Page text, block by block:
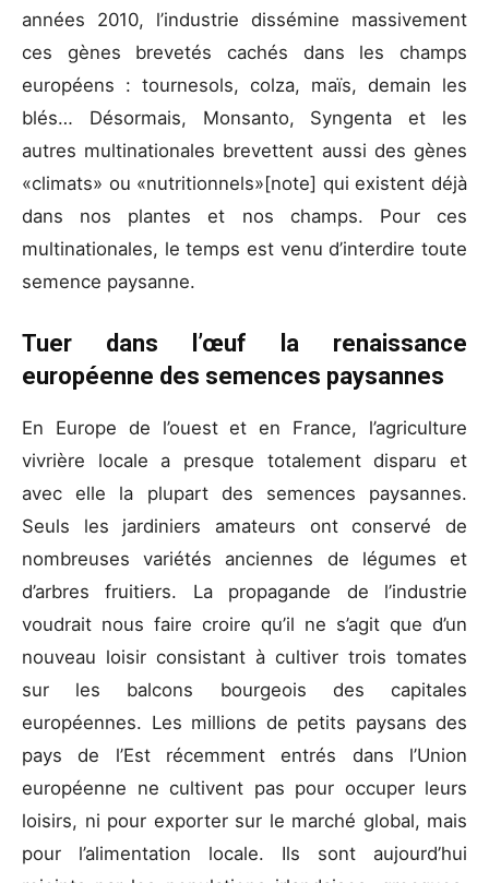
années 2010, l’industrie dissémine massivement
ces gènes brevetés cachés dans les champs
européens : tournesols, colza, maïs, demain les
blés… Désormais, Monsanto, Syngenta et les
autres multinationales brevettent aussi des gènes
«climats» ou «nutritionnels»[note] qui existent déjà
dans nos plantes et nos champs. Pour ces
multinationales, le temps est venu d’interdire toute
semence paysanne.
Tuer dans l’œuf la renaissance
européenne des semences paysannes
En Europe de l’ouest et en France, l’agriculture
vivrière locale a presque totalement disparu et
avec elle la plupart des semences paysannes.
Seuls les jardiniers amateurs ont conservé de
nombreuses variétés anciennes de légumes et
d’arbres fruitiers. La propagande de l’industrie
voudrait nous faire croire qu’il ne s’agit que d’un
nouveau loisir consistant à cultiver trois tomates
sur les balcons bourgeois des capitales
européennes. Les millions de petits paysans des
pays de l’Est récemment entrés dans l’Union
européenne ne cultivent pas pour occuper leurs
loisirs, ni pour exporter sur le marché global, mais
pour l’alimentation locale. Ils sont aujourd’hui